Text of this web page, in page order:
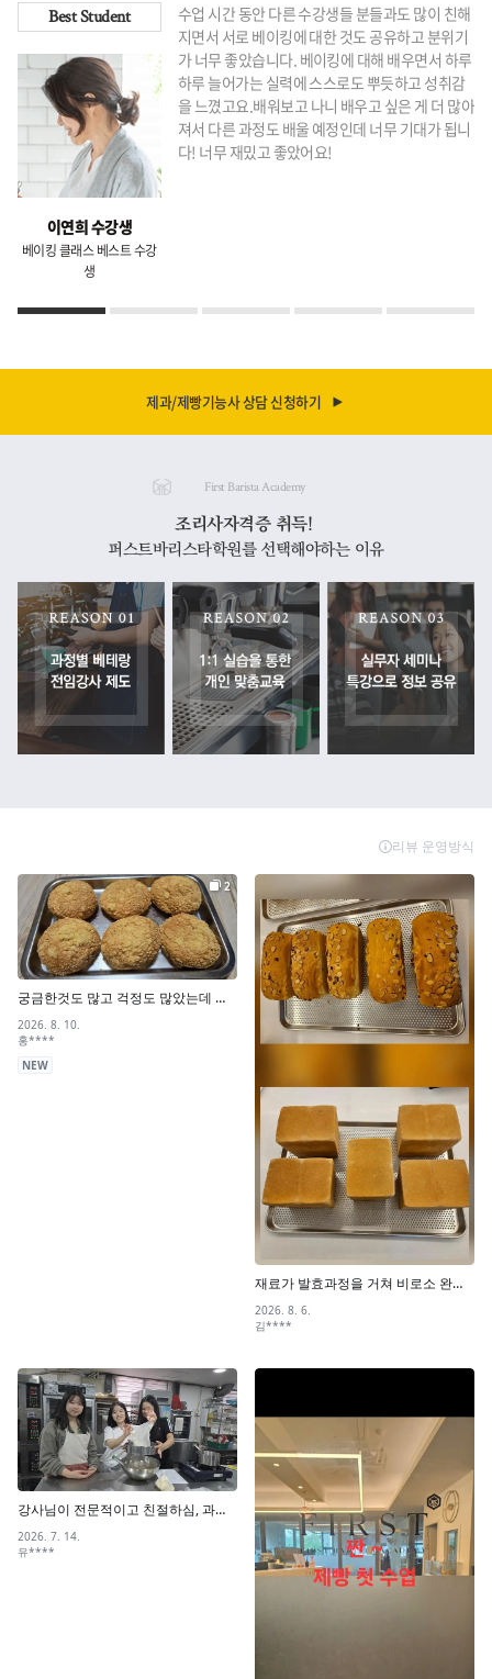
Best Student
이연희 수강생
베이킹 클래스 베스트 수강
생
수업 시간 동안 다른 수강생들 분들과도 많이 친해
지면서 서로 베이킹에 대한 것도 공유하고 분위기
가 너무 좋았습니다. 베이킹에 대해 배우면서 하루
하루 늘어가는 실력에 스스로도 뿌듯하고 성취감
을 느꼈고요. 배워보고 나니 배우고 싶은 게 더 많아
져서 다른 과정도 배울 예정인데 너무 기대가 됩니
다! 너무 재밌고 좋았어요!
제과/제빵기능사 상담 신청하기
First Barista Academy
조리사자격증 취득!
퍼스트바리스타학원를 선택해야하는 이유